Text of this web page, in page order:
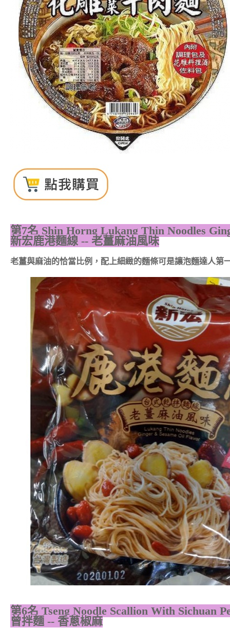
第7名 Shin Horng Lukang Thin Noodles
新宏鹿港麵線 -- 老薑麻油風味
老薑與麻油的恰當比例，配上細緻的麵條可是讓泡麵達人第
第6名 Tseng Noodle Scallion With Sichuan
曾拌麵 -- 香蔥椒麻